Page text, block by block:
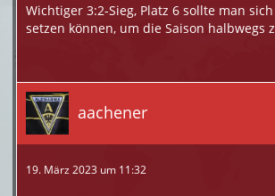
Wichtiger 3:2-Sieg, Platz 6 sollte man
setzen können, um die Saison halbwegs
aachener
19. März 2023 um 11:32